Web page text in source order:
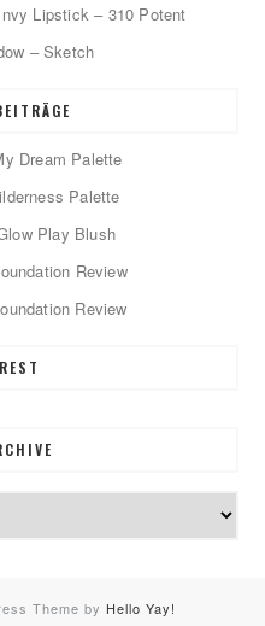
Lipstick – 310 Potent
– Sketch
Dream Palette
Palette
Play Blush
Review
Review
Theme by Hello Yay!